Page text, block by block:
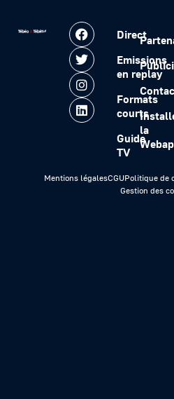
Direct
Emissions
en replay
Formats
courts
Guide
TV
la
Mentions légalesCGUPolitique de
Gestion des